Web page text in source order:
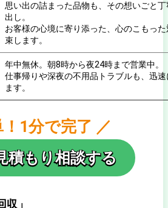
思い出の詰まった品物も、その想いごと
出し。
お客様の心境に寄り添った、心のこもっ
束します。
年中無休。朝8時から夜24時まで営業中。
仕事帰りや深夜の不用品トラブルも、迅
ます。
！1分で完了 ／
積もり相談する
収」